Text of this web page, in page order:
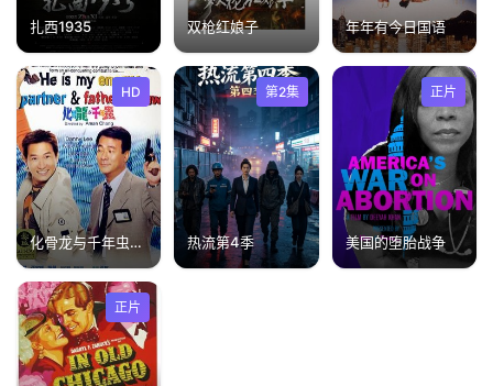
扎西1935 双枪红娘子 年年有今日国语
HD
化骨龙与千年虫粤语
第2集
热流第4季
正片
美国的堕胎战争
正片